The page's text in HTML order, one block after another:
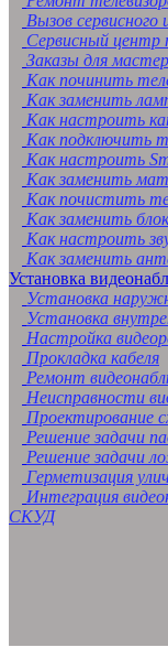
Вызов
Сервисный центр
Заказы для
Как починить
Как заменить
Как настроить
Как подключить
Как настроить
Как заменить
Как почистить
Как заменить
Как настроить
Как заменить
Установка
Установка
Установка
Настройка
Прокладка кабеля
Ремонт
Неисправности
Проектирование
Решение задачи
Решение задачи
Герметизация
Интеграция
СКУД